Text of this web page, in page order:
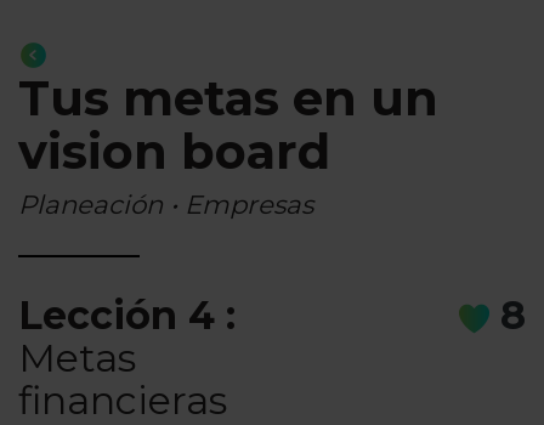
Tus metas en un
vision board
Planeación • Empresas
Lección 4 :
Metas
financieras
8